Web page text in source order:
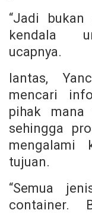
“Jadi
kendala
ucapnya.
lantas,
mencari
pihak mana
sehingga
mengalami
tujuan.
“Semua
container.